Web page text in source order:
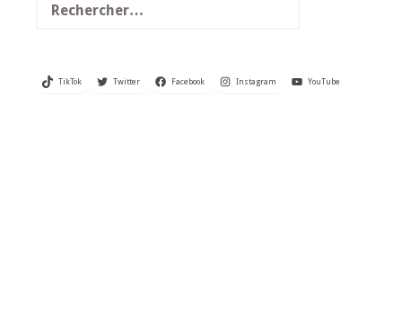
TikTok Twitter Facebook Instagram YouTube